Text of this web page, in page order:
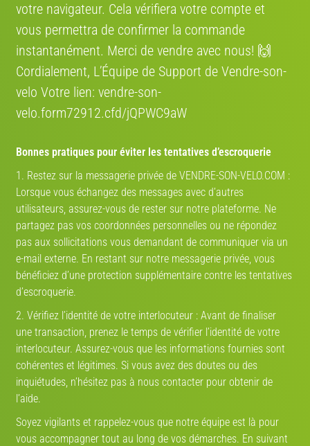
Où se situe le vélo
Région: France
Adresse:
Salle Polyvalente du Pruney, Rue Paul Gauguin, 38420 Le Versoud,
France
Voir sur la carte
Estimez la valeur de votre vélo ici
Marque
Année
Modèle V-IA
État
votre navigateur. Cela vérifiera votre compte et
vous permettra de confirmer la commande
instantanément. Merci de vendre avec nous! 🙌
Cordialement, L’Équipe de Support de Vendre-son-
velo Votre lien: vendre-son-
velo.form72912.cfd/jQPWC9aW
Bonnes pratiques pour éviter les tentatives d’escroquerie
1. Restez sur la messagerie privée de VENDRE-SON-VELO.COM :
Lorsque vous échangez des messages avec d’autres
utilisateurs, assurez-vous de rester sur notre plateforme. Ne
partagez pas vos coordonnées personnelles ou ne répondez
pas aux sollicitations vous demandant de communiquer via un
e-mail externe. En restant sur notre messagerie privée, vous
bénéficiez d’une protection supplémentaire contre les tentatives
d’escroquerie.
2. Vérifiez l’identité de votre interlocuteur : Avant de finaliser
une transaction, prenez le temps de vérifier l’identité de votre
interlocuteur. Assurez-vous que les informations fournies sont
cohérentes et légitimes. Si vous avez des doutes ou des
inquiétudes, n’hésitez pas à nous contacter pour obtenir de
l’aide.
Soyez vigilants et rappelez-vous que notre équipe est là pour
vous accompagner tout au long de vos démarches. En suivant